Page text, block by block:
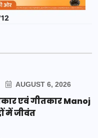
AUGUST 6, 2026
एवं गीतकार Manoj
में जीवंत